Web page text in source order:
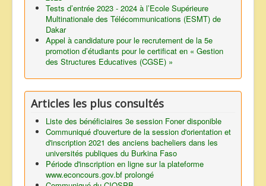
Tests d’entrée 2023 - 2024 à l’Ecole Supérieure
Multinationale des Télécommunications (ESMT) de
Dakar
Appel à candidature pour le recrutement de la 5e
promotion d’étudiants pour le certificat en « Gestion
des Structures Educatives (CGSE) »
Articles les plus consultés
Liste des bénéficiaires 3e session Foner disponible
Communiqué d'ouverture de la session d'orientation et
d'inscription 2021 des anciens bacheliers dans les
universités publiques du Burkina Faso
Période d'inscription en ligne sur la plateforme
www.econcours.gov.bf prolongé